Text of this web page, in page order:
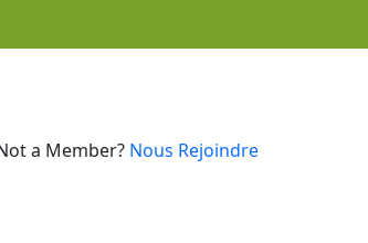
a Member? Nous Rejoindre